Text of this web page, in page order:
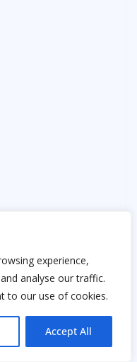
experience,
analyse our traffic.
to our use of cookies.
Accept All
избегать